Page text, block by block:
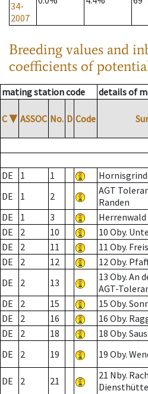
34-
2007
Breeding values and
coefficients of
mating station code details of
C ▼ ASSOC No. D Code
DE 1 1
DE
1 2
AGT
Randen
DE
1 3 Herrenwald
DE
2 10 10 Oby.
DE
2 11 11 Oby.
DE
2 12 12 Oby.
DE
2 13
13 Oby. An
AGT-
DE
2 15 15 Oby.
DE
2 16 16 Oby.
DE
2 18 18 Oby.
DE
2 19 19 Oby.
DE 2 21
21 Nby.
Diensthütte